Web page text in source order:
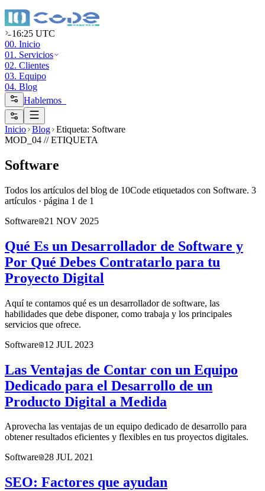
16:25 UTC
00. Inicio
01. Servicios
02. Clientes
03. Equipo
04. Blog
Hablemos_
Inicio Blog Etiqueta: Software
MOD_04 //ETIQUETA
Software
Todos los artículos del blog de 10Code etiquetados con Software. 3
artículos · página 1 de 1
Software
21 NOV 2025
Qué Es un Desarrollador de Software y
Por Qué Debes Contratarlo para tu
Proyecto Digital
Aquí te contamos qué es un desarrollador de software, las
habilidades que debe disponer, como trabaja y los principales
servicios que ofrece.
Software
12 JUL 2023
Las Ventajas de Contar con un Equipo
Dedicado para el Desarrollo de un
Producto Digital a Medida
Aprovecha las ventajas de un equipo dedicado de desarrollo para
obtener resultados eficientes y flexibles en tus proyectos digitales.
Software 28 JUL 2021
SEO: Factores que ayudan